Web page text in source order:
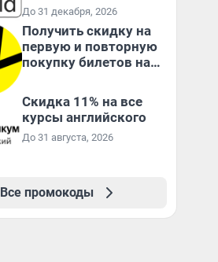
До 31 декабря, 2026
Получить скидку на
первую и повторную
покупку билетов на
Скидка 11% на все
курсы английского
До 31 августа, 2026
Все промокоды